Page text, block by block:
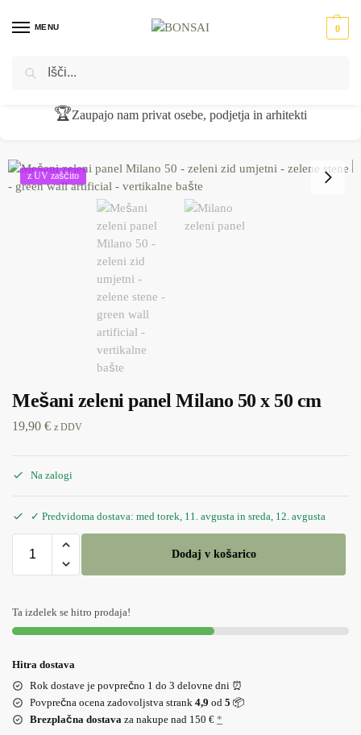
MENU 0
Domov Umetne rastline
🏆Zaupajo nam privat osebe, podjetja in arhitekti
z UV zaščito
Mešani zeleni panel Milano 50 x 50 cm
19,90 € z DDV
Na zalogi
✓ Predvidoma dostava: med torek, 11. avgusta in sreda, 12. avgusta
Dodaj v košarico
Ta izdelek se hitro prodaja!
Hitra dostava
Rok dostave je povprečno 1 do 3 delovne dni ⏰
Povprečna ocena zadovoljstva strank 4,9 od 5 📦
Brezplačna dostava za nakupe nad 150 € *